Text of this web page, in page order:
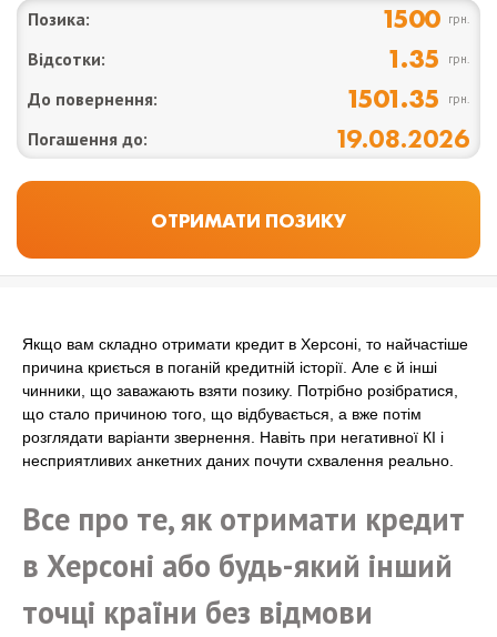
Позика: 1500 грн.
Відсотки: 1.35 грн.
До повернення: 1501.35 грн.
Погашення до: 19.08.2026
Якщо вам складно отримати кредит в Херсоні, то найчастіше
причина криється в поганій кредитній історії. Але є й інші
чинники, що заважають взяти позику. Потрібно розібратися,
що стало причиною того, що відбувається, а вже потім
розглядати варіанти звернення. Навіть при негативної КІ і
несприятливих анкетних даних почути схвалення реально.
Все про те, як отримати кредит
в Херсоні або будь-який інший
точці країни без відмови